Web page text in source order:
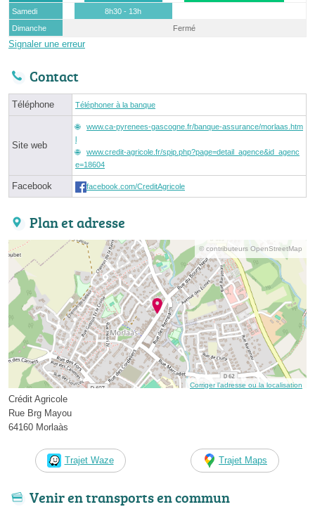
Samedi
8h30 - 13h
Dimanche
Fermé
Signaler une erreur
Contact
Téléphone Téléphoner à la banque
Site web
www.ca-pyrenees-gascogne.fr/banque-assurance/morlaas.htm
www.credit-agricole.fr/spip.php?page=detail_agence&id_agenc
e=18604
Facebook facebook.com/CreditAgricole
Plan et adresse
© contributeurs OpenStreetMap
Corriger l’adresse ou la localisation
Crédit Agricole
Rue Brg Mayou
64160 Morlaàs
Trajet Waze Trajet Maps
Venir en transports en commun